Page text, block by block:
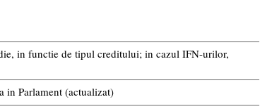
in functie de tipul creditului; in cazul IFN-urilor,
in Parlament (actualizat)